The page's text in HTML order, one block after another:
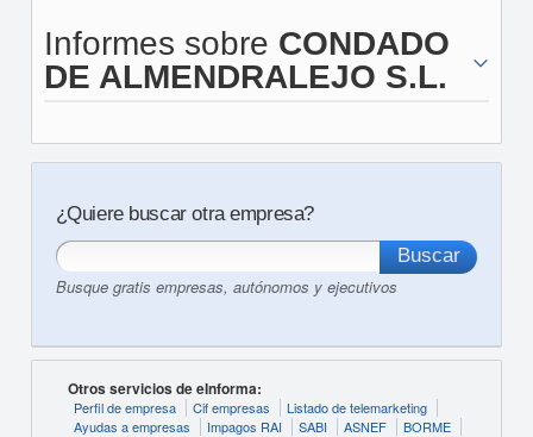
Informes sobre CONDADO
DE ALMENDRALEJO S.L.
¿Quiere buscar otra empresa?
Busque gratis empresas, autónomos y ejecutivos
Otros servicios de eInforma:
Perfil de empresa Cif empresas
Listado de telemarketing
Ayudas a empresas
Impagos RAI SABI ASNEF
BORME